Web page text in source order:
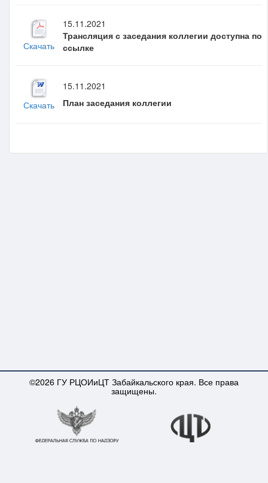
Скачать
15.11.2021
Трансляция с заседания коллегии доступна по
ссылке
Скачать
15.11.2021
План заседания коллегии
©2026 ГУ РЦОИиЦТ Забайкальского края. Все права
защищены.